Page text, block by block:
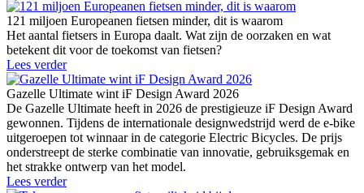
121 miljoen Europeanen fietsen minder, dit is waarom
Het aantal fietsers in Europa daalt. Wat zijn de oorzaken en wat
betekent dit voor de toekomst van fietsen?
Lees verder
Gazelle Ultimate wint iF Design Award 2026
De Gazelle Ultimate heeft in 2026 de prestigieuze iF Design Award
gewonnen. Tijdens de internationale designwedstrijd werd de e-bike
uitgeroepen tot winnaar in de categorie Electric Bicycles. De prijs
onderstreept de sterke combinatie van innovatie, gebruiksgemak en
het strakke ontwerp van het model.
Lees verder